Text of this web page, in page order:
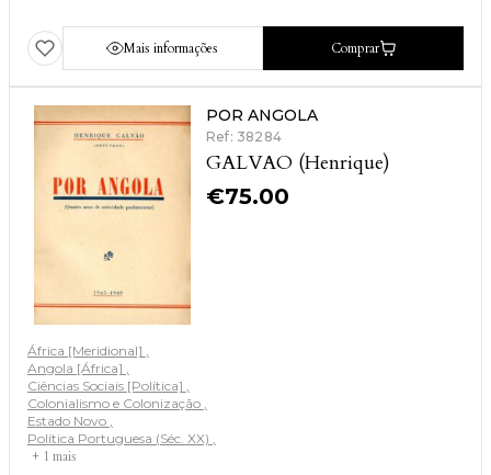
Mais informações Comprar
POR ANGOLA
Ref: 38284
GALVAO (Henrique)
€75.00
África [Meridional]
Angola [África]
Ciências Sociais [Política]
Colonialismo e Colonização
Estado Novo
Política Portuguesa (Séc. XX)
+ 1 mais